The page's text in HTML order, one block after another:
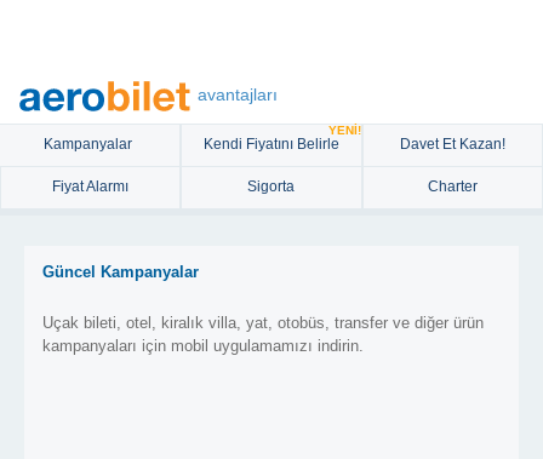
avantajları
Kampanyalar Kendi Fiyatını Belirle
YENİ!
Davet Et Kazan!
Fiyat Alarmı Sigorta Charter
Güncel Kampanyalar
Uçak bileti, otel, kiralık villa, yat, otobüs, transfer ve diğer ürün
kampanyaları için mobil uygulamamızı indirin.